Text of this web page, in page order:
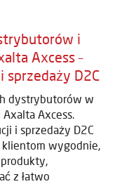
i
Axcess –
sprzedaży D2C
dystrybutorów w
Axcess.
i sprzedaży D2C
wygodnie,
z łatwo